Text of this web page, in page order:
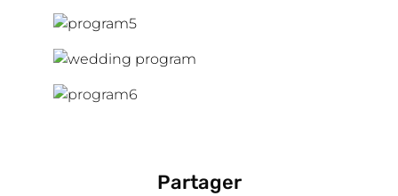
Partager